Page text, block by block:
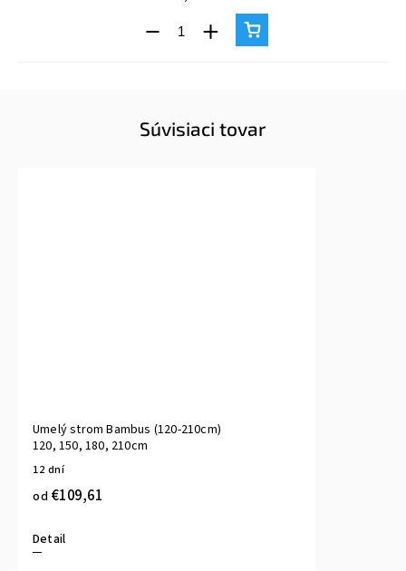
Súvisiaci tovar
Umelý strom Bambus (120-210cm)
120, 150, 180, 210cm
12 dní
od €109,61
Detail